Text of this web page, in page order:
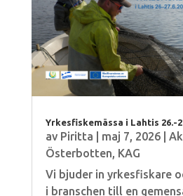
Yrkesfiskemässa i Lahtis 26.-
av Piritta maj 7, 2026|
Österbotten, KAG
Vi bjuder in yrkesfiskare
i branschen till en